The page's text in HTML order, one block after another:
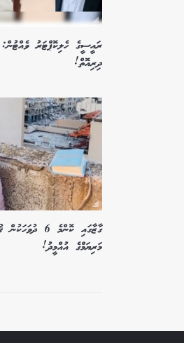
ރައީސީގެ ހެލިކޮޕްޓަރު
ދިރިއޮތް!
ގާޒާގައި ކޮންމެ
މަރިޔަމްގެ އުއްމީދު!